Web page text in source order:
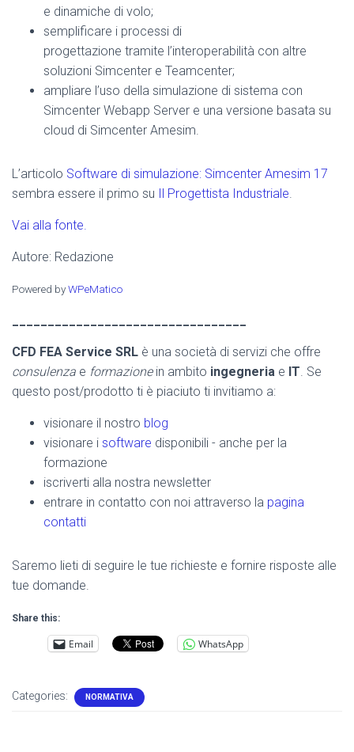
e dinamiche di volo;
semplificare i processi di
progettazione tramite l’interoperabilità con altre
soluzioni Simcenter e Teamcenter;
ampliare l’uso della simulazione di sistema con
Simcenter Webapp Server e una versione basata su
cloud di Simcenter Amesim.
L’articolo Software di simulazione: Simcenter Amesim 17
sembra essere il primo su Il Progettista Industriale.
Vai alla fonte.
Autore: Redazione
Powered byWPeMatico
CFD FEA Service SRL è una società di servizi che offre
consulenza e formazionein ambito ingegneria e IT. Se
questo post/prodotto ti è piaciuto ti invitiamo a:
visionare il nostro blog
visionare i software disponibili - anche per la
formazione
iscriverti alla nostra newsletter
entrare in contatto con noi attraverso la pagina
contatti
Saremo lieti di seguire le tue richieste e fornire risposte alle
tue domande.
Share this:
Email WhatsApp
Categories: NORMATIVA